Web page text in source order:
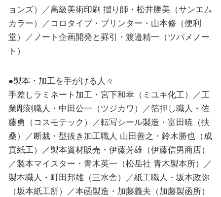
ョンズ）／高級美術印刷 摺り師・松井勝美（サンエム
カラー）／コロタイプ・プリンター・山本修（便利
堂）／ノート企画開発と罫引・渡邉精一（ツバメノー
ト）
●製本・加工を手がける人々
手差しラミネート加工・宮下和幸（ミユキ化工）／工
業彫刻職人・中田公一（ツジカワ）／箔押し職人・佐
藤勇（コスモテック）／転写シール製造・富田暁（扶
桑）／断裁・型抜き加工職人 山田善之・鈴木勝也（成
貢紙工）／製本資材販売・伊藤芳雄（伊藤信男商店）
／製本マイスター・青木英一（松岳社 青木製本所）／
製本職人・町田邦雄（三水舎）／紙工職人・坂本政弥
（坂本紙工所）／本函製造・加藤義夫（加藤製函所）